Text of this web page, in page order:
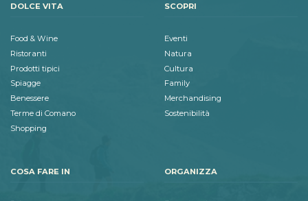
DOLCE VITA
Food & Wine
Ristoranti
Prodotti tipici
Spiagge
Benessere
Terme di Comano
Shopping
SCOPRI
Eventi
Natura
Cultura
Family
Merchandising
Sostenibilità
COSA FARE IN ORGANIZZA